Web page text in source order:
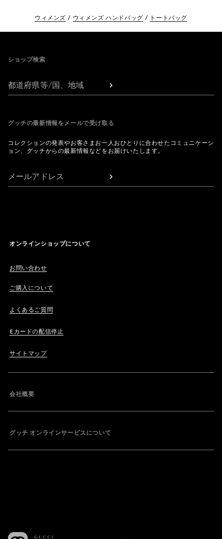
ウィメンズ ウィメンズ ハンドバッグ トートバッグ
ショップ検索
都道府県等/国、地域
グッチの最新情報をメールで受け取る
コレクションの発表やお客さまお一人おひとりに合わせたコミュニケーシ
ョン、グッチからの最新情報などをお届けいたします。
メールアドレス
オンラインショップについて
お問い合わせ
ご購入について
よくあるご質問
Eカードの配信停止
サイトマップ
会社概要
グッチ オンラインサービスについて